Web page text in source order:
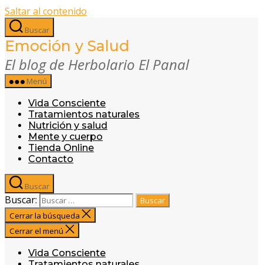
Saltar al contenido
Buscar
Emoción y Salud
El blog de Herbolario El Panal
Menú
Vida Consciente
Tratamientos naturales
Nutrición y salud
Mente y cuerpo
Tienda Online
Contacto
Buscar
Buscar:
Cerrar la búsqueda
Cerrar el menú
Vida Consciente